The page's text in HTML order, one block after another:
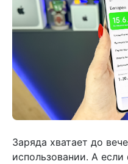
Заряда хватает до
использовании. А